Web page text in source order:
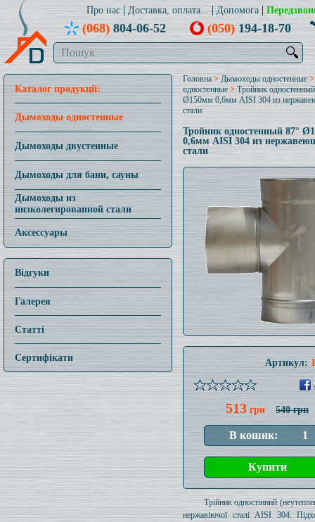
Про нас Доставка, оплата... Допомога
(068)804-06-52 (050)194-18-70
🔍
Каталог продукції:
Дымоходы одностенные
Дымоходы двустенные
Дымоходы для бани, сауны
Дымоходы из
низколегированной стали
Аксессуары
Відгуки
Галерея
Статті
Сертифікати
Головна > Дымоходы одностенные
одностенные >Тройник
Ø150мм 0,6мм AISI 304 из
стали
Тройник одностенный 87°
0,6мм AISI 304 из
стали
Артикул:
513 грн 540 грн
Трійник одностінний
нержавіючої сталі AISI 304.